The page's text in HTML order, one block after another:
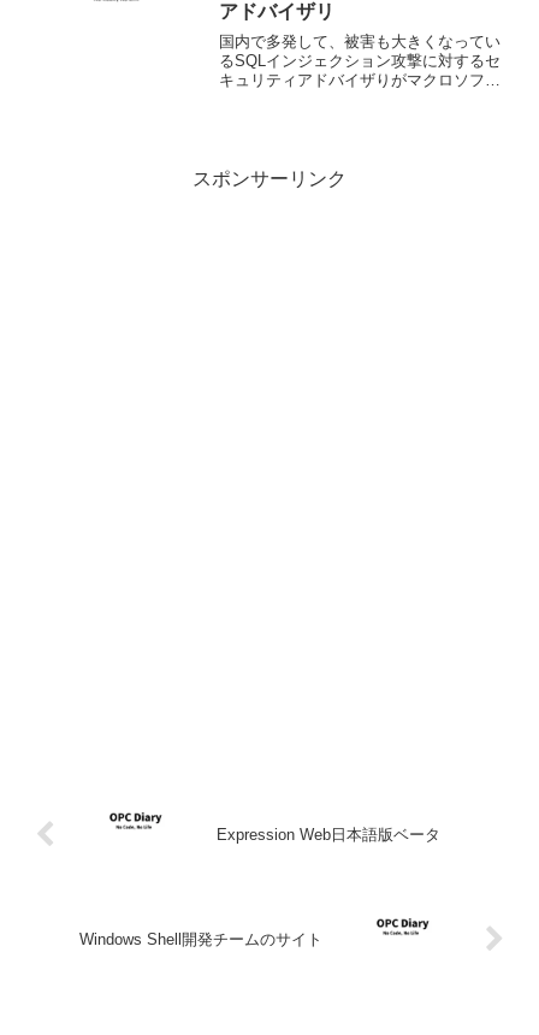
アドバイザリ
国内で多発して、被害も大きくなってい
るSQLインジェクション攻撃に対するセ
キュリティアドバイザりがマクロソフト
スポンサーリンク
Expression Web日本語版ベータ
Windows Shell開発チームのサイト